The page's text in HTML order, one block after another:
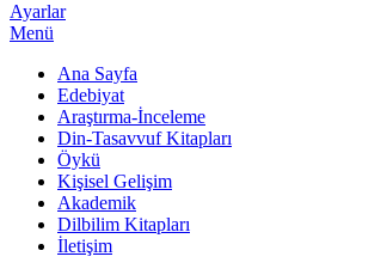
Ayarlar
Menü
Ana Sayfa
Edebiyat
Araştırma-İnceleme
Din-Tasavvuf Kitapları
Öykü
Kişisel Gelişim
Akademik
Dilbilim Kitapları
İletişim